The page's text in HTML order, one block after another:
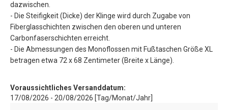
dazwischen.
- Die Steifigkeit (Dicke) der Klinge wird durch Zugabe von
Fiberglasschichten zwischen den oberen und unteren
Carbonfaserschichten erreicht.
- Die Abmessungen des Monoflossen mit Fußtaschen Größe XL
betragen etwa 72 x 68 Zentimeter (Breite x Länge).
Voraussichtliches Versanddatum:
17/08/2026 - 20/08/2026 [Tag/Monat/Jahr]